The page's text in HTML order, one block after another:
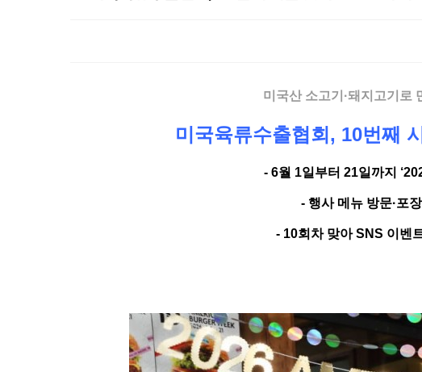
미국산 소고기·돼지고기로
미국육류수출협회, 10번째
- 6월 1일부터 21일까지
- 행사 메뉴 방문·포
- 10회차 맞아 SNS 이벤